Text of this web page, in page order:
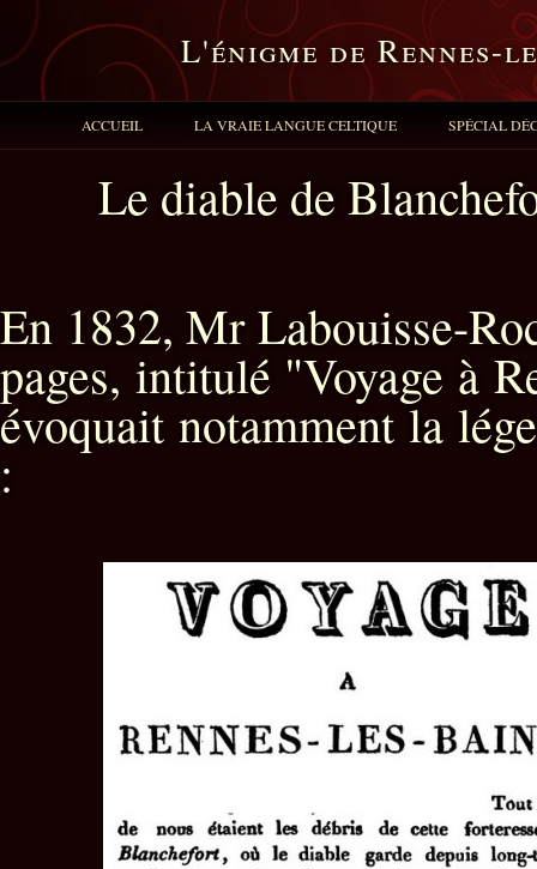
L'énigme de Rennes-
ACCUEIL LA VRAIE LANGUE CELTIQUE SPÉCIAL
Le diable de
En 1832, Mr Labouisse-
pages, intitulé "Voyage à
évoquait notamment la
: